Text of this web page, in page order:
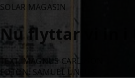
SOLAR MAGASIN
Nu flyttar vi in i
TEXT: MAGNUS CARLSSON
FOTON: SAMUEL UNÉUS